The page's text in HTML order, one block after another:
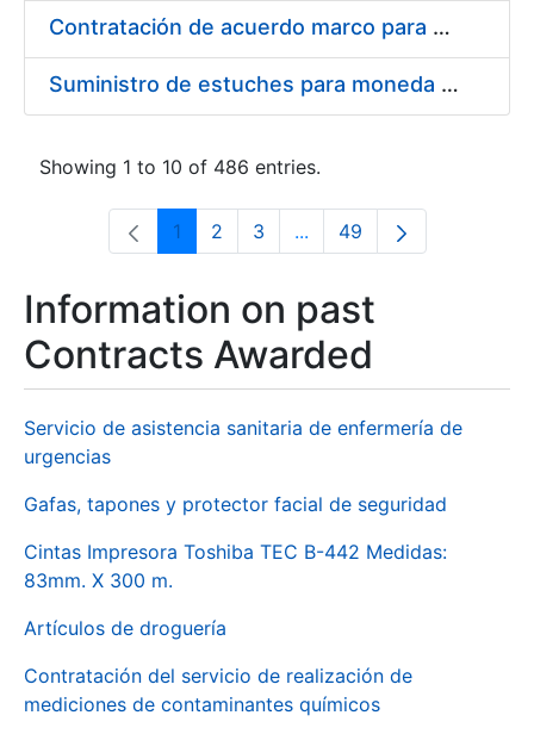
Contratación de acuerdo marco para el Suministro de Material de Electricidad para la Fábrica Nacional de Moneda y Timbre-Real Casa de la Moneda en su centro de trabajo de Burgos
Suministro de estuches para moneda de 30 €
Showing 1 to 10 of 486 entries.
Page
1 Page
2 Page
3 ...Intermediate Pages Use
Page
49
Information on past
Contracts Awarded
Servicio de asistencia sanitaria de enfermería de
urgencias
Gafas, tapones y protector facial de seguridad
Cintas Impresora Toshiba TEC B-442 Medidas:
83mm. X 300 m.
Artículos de droguería
Contratación del servicio de realización de
mediciones de contaminantes químicos